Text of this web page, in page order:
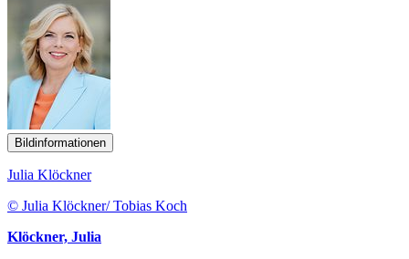
Bildinformationen
Julia Klöckner
© Julia Klöckner/ Tobias Koch
Klöckner, Julia